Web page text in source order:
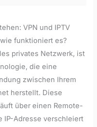
VPN und IPTV
funktioniert es?
privates Netzwerk, ist
die eine
zwischen Ihrem
herstellt. Diese
über einen Remote-
IP-Adresse verschleiert